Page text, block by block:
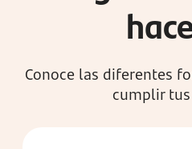
Conoce las diferentes
cumplir